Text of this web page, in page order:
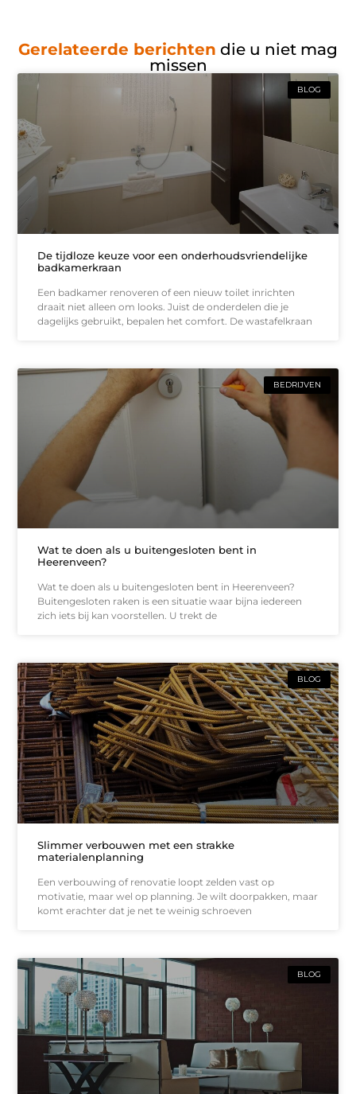
Gerelateerde berichten die u niet mag
missen
BLOG
De tijdloze keuze voor een onderhoudsvriendelijke
badkamerkraan
Een badkamer renoveren of een nieuw toilet inrichten
draait niet alleen om looks. Juist de onderdelen die je
dagelijks gebruikt, bepalen het comfort. De wastafelkraan
BEDRIJVEN
Wat te doen als u buitengesloten bent in
Heerenveen?
Wat te doen als u buitengesloten bent in Heerenveen?
Buitengesloten raken is een situatie waar bijna iedereen
zich iets bij kan voorstellen. U trekt de
BLOG
Slimmer verbouwen met een strakke
materialenplanning
Een verbouwing of renovatie loopt zelden vast op
motivatie, maar wel op planning. Je wilt doorpakken, maar
komt erachter dat je net te weinig schroeven
BLOG